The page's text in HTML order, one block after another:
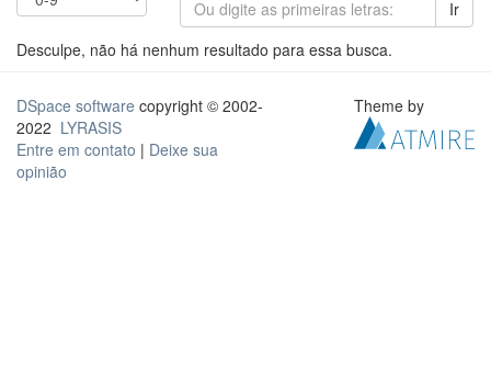
Ir
Desculpe, não há nenhum resultado para essa busca.
DSpace software copyright © 2002-
2022 LYRASIS
Entre em contato | Deixe sua
opinião
Theme by